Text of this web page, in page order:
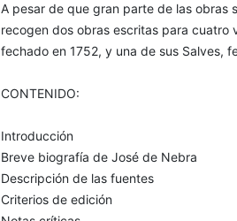
A pesar de que gran parte de las obras
recogen dos obras escritas para cuatro
fechado en 1752, y una de sus Salves,
CONTENIDO:
Introducción
Breve biografía de José de Nebra
Descripción de las fuentes
Criterios de edición